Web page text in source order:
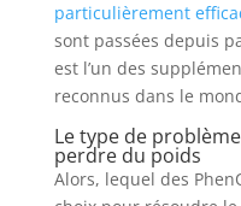
particulièrement
sont passées depuis
est l’un des
reconnus dans le
Le type de
perdre du poids
Alors, lequel des